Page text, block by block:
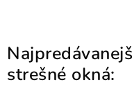
strešné okná: